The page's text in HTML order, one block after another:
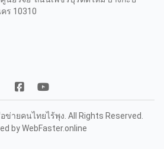
ร 10310
ข่ายคนไทยไร้พุง. All Rights Reserved.
byWebFaster.online